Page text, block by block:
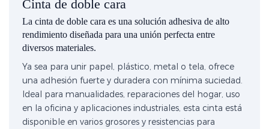
Cinta de doble cara
La cinta de doble cara es una solución adhesiva de alto
rendimiento diseñada para una unión perfecta entre
diversos materiales.
Ya sea para unir papel, plástico, metal o tela, ofrece
una adhesión fuerte y duradera con mínima suciedad.
Ideal para manualidades, reparaciones del hogar, uso
en la oficina y aplicaciones industriales, esta cinta está
disponible en varios grosores y resistencias para